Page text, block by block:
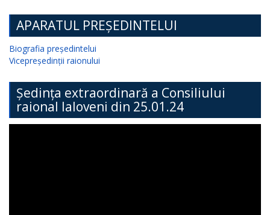
APARATUL PREȘEDINTELUI
Biografia președintelui
Vicepreședinții raionului
Ședința extraordinară a Consiliului
raional Ialoveni din 25.01.24